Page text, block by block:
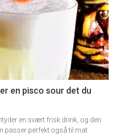
en pisco sour det du
en svært frisk drink, og den
passer perfekt også til mat.